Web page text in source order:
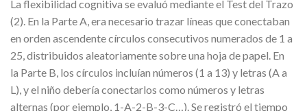
La flexibilidad cognitiva se evaluó mediante el Test del Trazo
(2). En la Parte A, era necesario trazar líneas que conectaban
en orden ascendente círculos consecutivos numerados de 1 a
25, distribuidos aleatoriamente sobre una hoja de papel. En
la Parte B, los círculos incluían números (1 a 13) y letras (A a
L), y el niño debería conectarlos como números y letras
alternas (por ejemplo, 1-A-2-B-3-C…). Se registró el tiempo